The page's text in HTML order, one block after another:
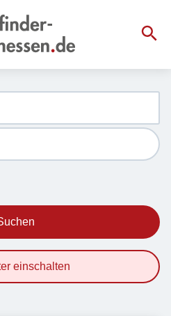
einschalten